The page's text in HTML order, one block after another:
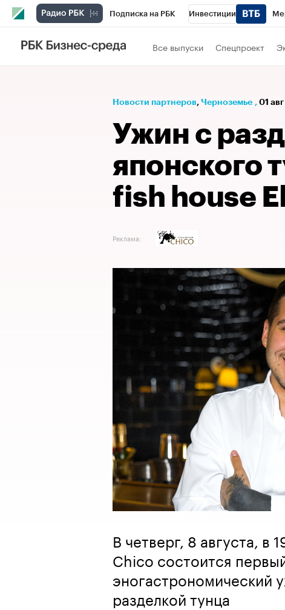
Подписка на РБК Инвестиции
РБК Вино
Проверка контрагентов
Все выпуски Спецпроект
Новости партнеров⁠, Черноземье , 01
Ужин с
японского
fish house
Реклама:
В четверг, 8 августа, в
Chico состоится
эногастрономический
разделкой тунца